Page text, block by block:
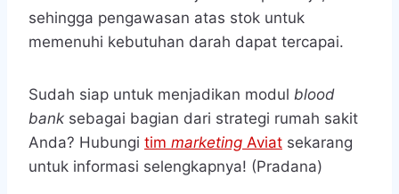
sehingga pengawasan atas stok untuk
memenuhi kebutuhan darah dapat tercapai.
Sudah siap untuk menjadikan modul blood
bank sebagai bagian dari strategi rumah sakit
Anda? Hubungi tim marketing Aviat sekarang
untuk informasi selengkapnya! (Pradana)